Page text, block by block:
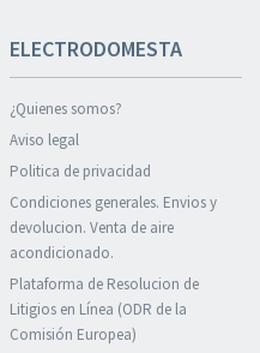
ELECTRODOMESTA
¿Quienes somos?
Aviso legal
Politica de privacidad
Condiciones generales. Envios y
devolucion. Venta de aire
acondicionado.
Plataforma de Resolucion de
Litigios en Línea (ODR de la
Comisión Europea)